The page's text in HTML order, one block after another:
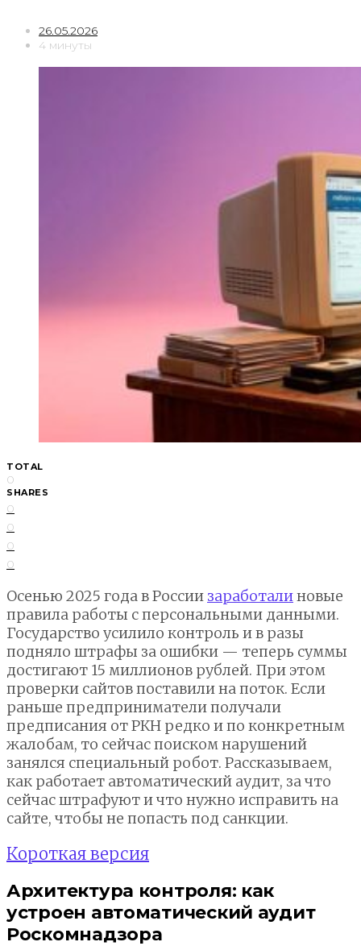
26.05.2026
4 минуты
TOTAL
0
SHARES
0
0
0
0
Осенью 2025 года в России заработалиновые
правила работы с персональными данными.
Государство усилило контроль и в разы
подняло штрафы за ошибки — теперь суммы
достигают 15 миллионов рублей. При этом
проверки сайтов поставили на поток. Если
раньше предприниматели получали
предписания от РКН редко и по конкретным
жалобам, то сейчас поиском нарушений
занялся специальный робот. Рассказываем,
как работает автоматический аудит, за что
сейчас штрафуют и что нужно исправить на
сайте, чтобы не попасть под санкции.
Короткая версия
Архитектура контроля: как
устроен автоматический аудит
Роскомнадзора